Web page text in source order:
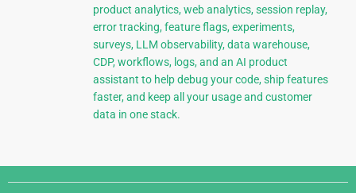
product analytics, web analytics, session replay,
error tracking, feature flags, experiments,
surveys, LLM observability, data warehouse,
CDP, workflows, logs, and an AI product
assistant to help debug your code, ship features
faster, and keep all your usage and customer
data in one stack.
Django